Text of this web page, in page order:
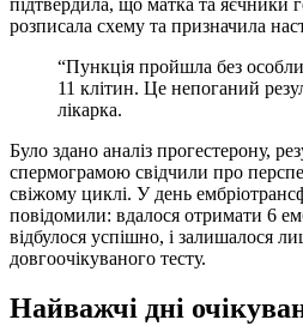
розписала схему та призначила
“Пункція пройшла без
11 клітин. Це непоганий
лікарка.
Було здано аналіз прогестерону,
спермограмою свідчили про
свіжому циклі. У день
повідомили: вдалося отримати 6
відбулося успішно, і залишалося
довгоочікуваного тесту.
Найважчі дні